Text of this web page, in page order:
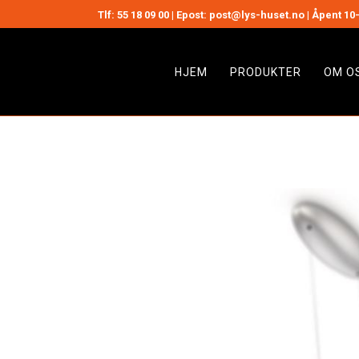
Tlf: 55 18 09 00 | Epost: post@lys-huset.no | Åpent
HJEM PRODUKTER OM